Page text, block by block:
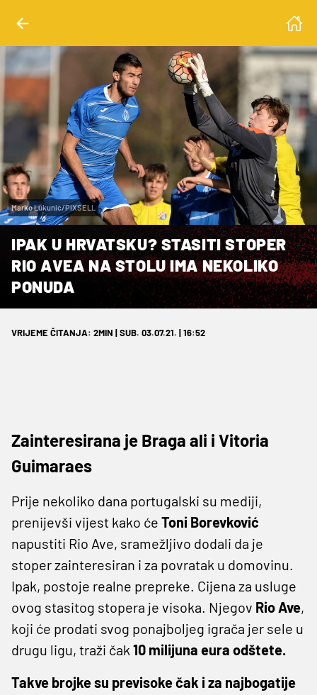
Marko Lukunic/PIXSELL
IPAK U HRVATSKU? STASITI STOPER
RIO AVEA NA STOLU IMA NEKOLIKO
PONUDA
VRIJEME ČITANJA: 2MIN | SUB. 03.07.21. | 16:52
Zainteresirana je Braga ali i Vitoria
Guimaraes
Prije nekoliko dana portugalski su mediji,
prenijevši vijest kako će Toni Borevković
napustiti Rio Ave, sramežljivo dodali da je
stoper zainteresiran i za povratak u domovinu.
Ipak, postoje realne prepreke. Cijena za usluge
ovog stasitog stopera je visoka. Njegov Rio Ave,
koji će prodati svog ponajboljeg igrača jer sele u
drugu ligu, traži čak 10 milijuna eura odštete.
Takve brojke su previsoke čak i za najbogatije